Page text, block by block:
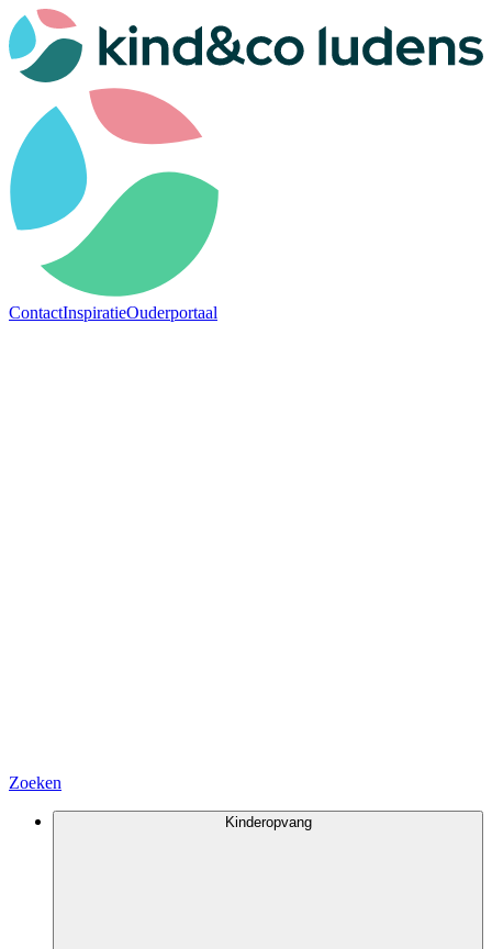
ContactInspiratieOuderportaal
Zoeken
Kinderopvang